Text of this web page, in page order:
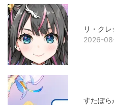
リ・クレ
2026-
すたぽ